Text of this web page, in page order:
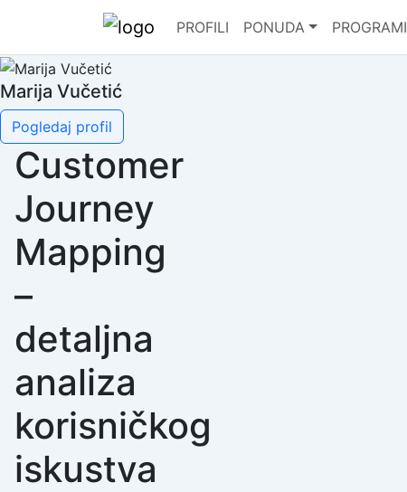
PROFILI PONUDA PROGRAMI
Marija Vučetić
Pogledaj profil
Customer
Journey
Mapping
–
detaljna
analiza
korisničkog
iskustva